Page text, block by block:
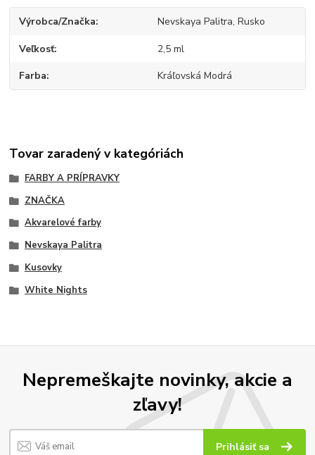
Výrobca/Značka Nevskaya Palitra, Rusko
Veľkosť 2,5 ml
Farba Kráľovská Modrá
Tovar zaradený v kategóriách
FARBY A PRÍPRAVKY
ZNAČKA
Akvarelové farby
Nevskaya Palitra
Kusovky
White Nights
Nepremeškajte novinky, akcie a
zľavy!
Prihlásiť sa